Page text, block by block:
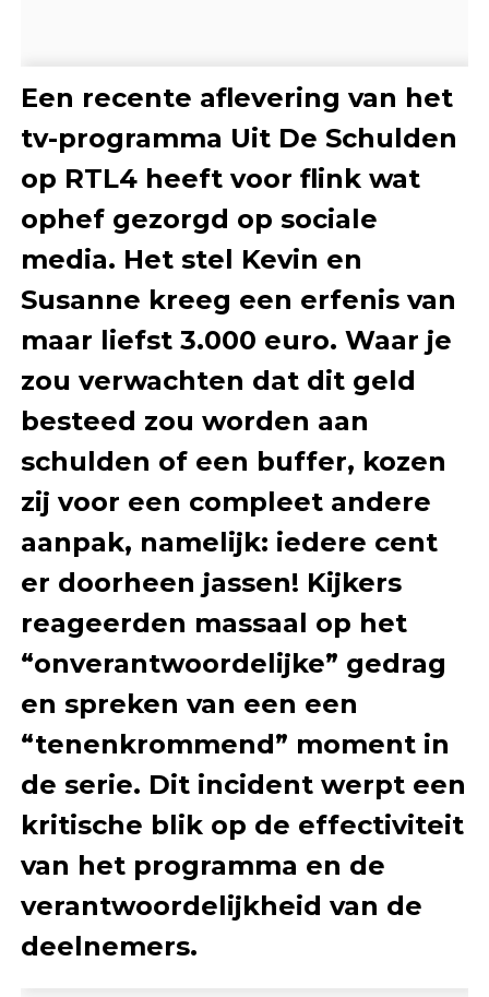
Een recente aflevering van het
tv-programma Uit De Schulden
op RTL4 heeft voor flink wat
ophef gezorgd op sociale
media. Het stel Kevin en
Susanne kreeg een erfenis van
maar liefst 3.000 euro. Waar je
zou verwachten dat dit geld
besteed zou worden aan
schulden of een buffer, kozen
zij voor een compleet andere
aanpak, namelijk: iedere cent
er doorheen jassen! Kijkers
reageerden massaal op het
“onverantwoordelijke” gedrag
en spreken van een een
“tenenkrommend” moment in
de serie. Dit incident werpt een
kritische blik op de effectiviteit
van het programma en de
verantwoordelijkheid van de
deelnemers.